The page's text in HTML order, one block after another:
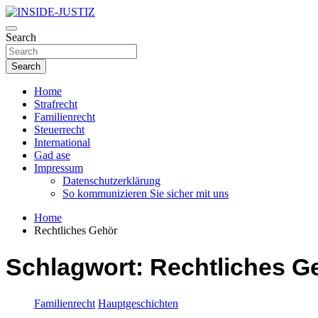
Skip
to
content
INSIDE-JUSTIZ
Investigativer Journalismus zur Dritten Gewalt
Search
Search
Home
Strafrecht
Familienrecht
Steuerrecht
International
Gad ase
Impressum
Datenschutzerklärung
So kommunizieren Sie sicher mit uns
Home
Rechtliches Gehör
Schlagwort: Rechtliches
Familienrecht Hauptgeschichten